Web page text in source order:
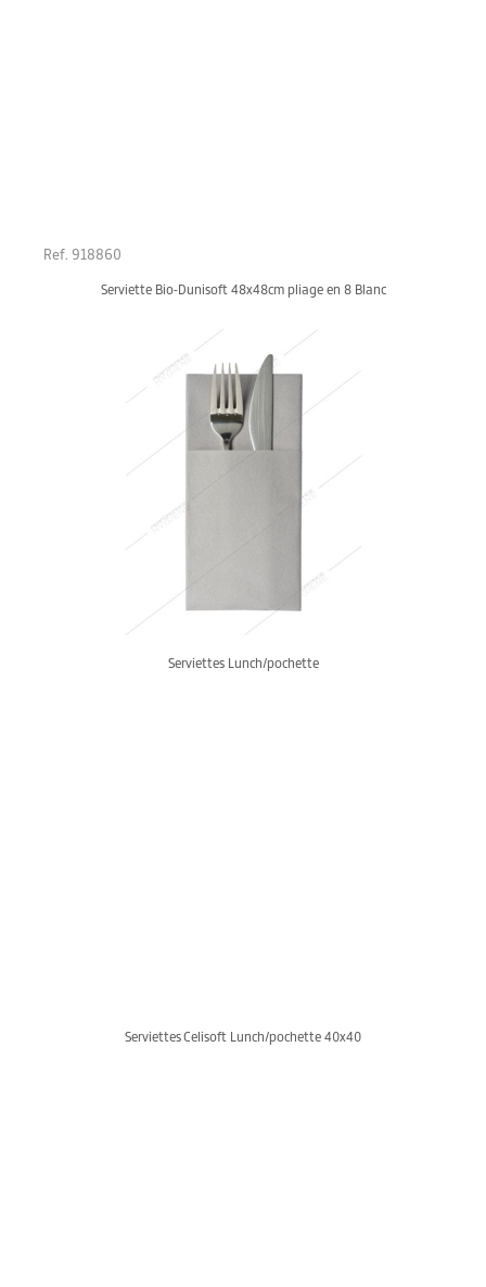
Ref. 918860
Serviette Bio-Dunisoft 48x48cm pliage en 8 Blanc
Serviettes Lunch/pochette
Serviettes Celisoft Lunch/pochette 40x40